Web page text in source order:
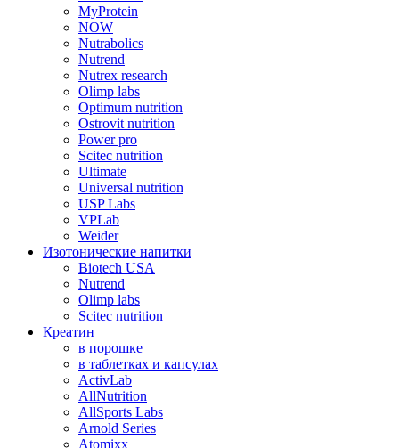
MyProtein
NOW
Nutrabolics
Nutrend
Nutrex research
Olimp labs
Optimum nutrition
Ostrovit nutrition
Power pro
Scitec nutrition
Ultimate
Universal nutrition
USP Labs
VPLab
Weider
Изотонические напитки
Biotech USA
Nutrend
Olimp labs
Scitec nutrition
Креатин
в порошке
в таблетках и капсулах
ActivLab
AllNutrition
AllSports Labs
Arnold Series
Atomixx